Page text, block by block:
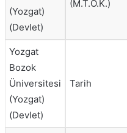
(Yozgat)
(Devlet)
(M.T.O.K.)
Yozgat
Bozok
Üniversitesi
(Yozgat)
(Devlet)
Tarih